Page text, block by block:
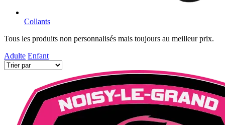
Collants
Tous les produits non personnalisés mais toujours au meilleur prix.
Adulte Enfant